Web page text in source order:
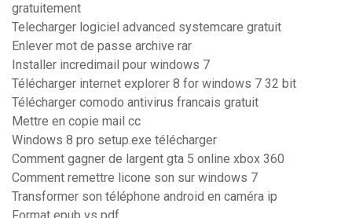
gratuitement
Telecharger logiciel advanced systemcare gratuit
Enlever mot de passe archive rar
Installer incredimail pour windows 7
Télécharger internet explorer 8 for windows 7 32 bit
Télécharger comodo antivirus francais gratuit
Mettre en copie mail cc
Windows 8 pro setup.exe télécharger
Comment gagner de largent gta 5 online xbox 360
Comment remettre licone son sur windows 7
Transformer son téléphone android en caméra ip